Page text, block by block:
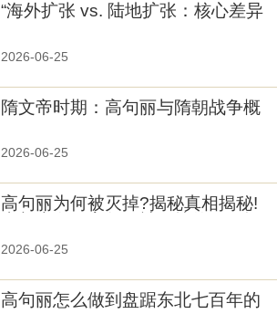
“海外扩张 vs. 陆地扩张：核心差异
2026-06-25
隋文帝时期：高句丽与隋朝战争概
2026-06-25
高句丽为何被灭掉?揭秘真相揭秘!
2026-06-25
高句丽怎么做到盘踞东北七百年的